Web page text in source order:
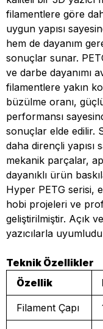
filamentlere göre
uygun yapısı
hem de dayanım
sonuçlar sunar.
ve darbe dayanımı
filamentlere yakın
büzülme oranı,
performansı
sonuçlar elde edilir.
daha dirençli yapısı
mekanik parçalar,
dayanıklı ürün
Hyper PETG serisi,
hobi projeleri ve
geliştirilmiştir. Açık
yazıcılarla
Teknik Özellikler
Özellik
Filament Çapı